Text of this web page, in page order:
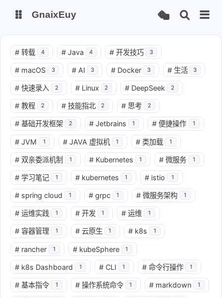
主页
站点运行监测 Nas私有云
it-tools工具集 ChatGPT-Next
爱国学习平台(暂时关闭) LobeHub 智能AI聚合站
GnaixEuy
# 转载 4 # Java 4 # 开发技巧 3
# macOS 3 # AI 3 # Docker 3 # 生活 3
# 快速录入 2 # Linux 2 # DeepSeek 2
# 教程 2 # 技能指北 2 # 思考 2
# 基础开发框架 2 # Jetbrains 1 # 便捷操作 1
# JVM 1 # JAVA 虚拟机 1 # 类加载 1
# 双亲委派机制 1 # Kubernetes 1 # 微服务 1
# 学习笔记 1 # kubernetes 1 # istio 1
# spring cloud 1 # grpc 1 # 微服务架构 1
# 运维实践 1 # 开发 1 # 运维 1
# 容器管理 1 # 云原生 1 # k8s 1
# rancher 1 # kubeSphere 1
# k8s Dashboard 1 # CLI 1 # 命令行操作 1
# 基本指令 1 # 操作系统命令 1 # markdown 1